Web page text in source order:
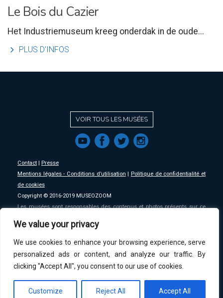
We value your privacy
We use cookies to enhance your browsing experience, serve
personalized ads or content, and analyze our traffic. By
clicking "Accept All", you consent to our use of cookies.
Customize Reject All Accept All
Le Bois du Cazier
Het Industriemuseum kreeg onderdak in de oude...
l PLUS D'INFOS
VOIR TOUS LES MUSÉES
f a b e
Contact
Presse
Mentions légales - Conditions d’utilisation
Politique de confidentialité et
de cookies
Copyright © 2016-2019 MUSEOZOOM
Les musées sont responsables des contenus et photos présents sur ce
An initative ofMSW.